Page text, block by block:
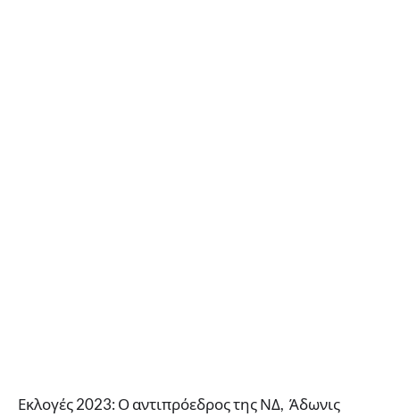
Εκλογές 2023: Ο αντιπρόεδρος της ΝΔ, Άδωνις